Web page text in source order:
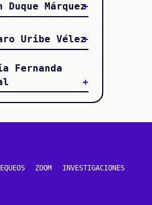
Duque Márquez
Uribe Vélez
Fernanda
ZOOM INVESTIGACIONES